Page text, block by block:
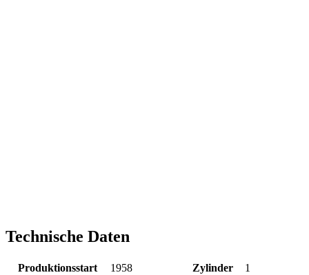
Technische Daten
Produktionsstart 1958 Zylinder
1